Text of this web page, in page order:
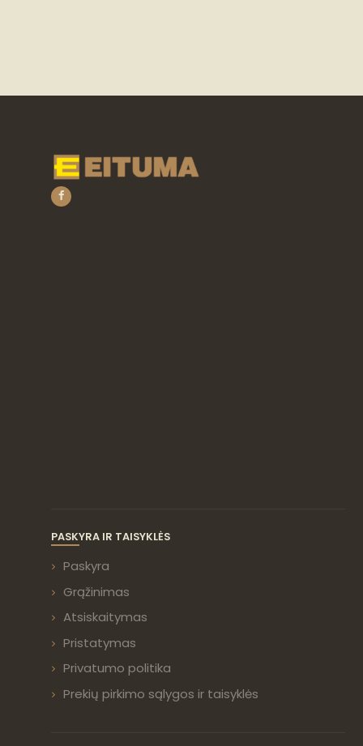
PASKYRA IR TAISYKLĖS
Paskyra
Grąžinimas
Atsiskaitymas
Pristatymas
Privatumo politika
Prekių pirkimo sąlygos ir taisyklės